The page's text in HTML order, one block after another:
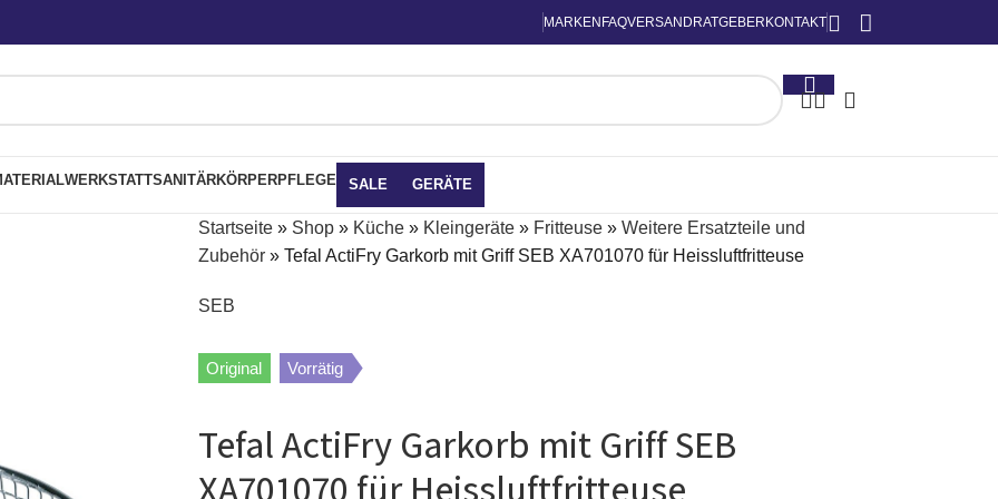
MARKEN FAQVERSAND RATGEBER KONTAKT
WERKSTATTSANITÄRKÖRPERPFLEGE SALE GERÄTE
Startseite» Shop» Küche» Kleingeräte» Fritteuse» Weitere Ersatzteile und
Zubehör» Tefal ActiFry Garkorb mit Griff SEB XA701070 für Heissluftfritteuse
SEB
Original Vorrätig
Tefal ActiFry Garkorb mit Griff SEB
XA701070 für Heissluftfritteuse